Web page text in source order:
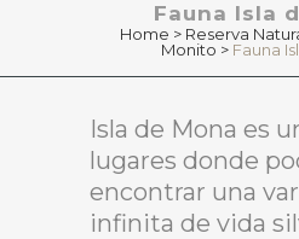
Fauna Isla
Home > Reserva
Monito > Fauna
Isla de Mona es
lugares donde
encontrar una
infinita de vida